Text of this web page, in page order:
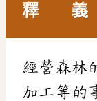
釋 義
經營森林
加工等的